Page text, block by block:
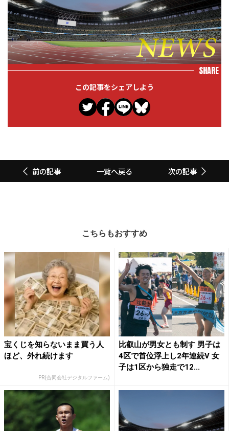
SHARE
この記事をシェアしよう
前の記事 一覧へ戻る 次の記事
こちらもおすすめ
宝くじを知らないまま買う人
ほど、外れ続けます
PR(合同会社デジタルファーム)
比叡山が男女とも制す 男子は
4区で首位浮上し2年連続V 女
子は1区から独走で12...